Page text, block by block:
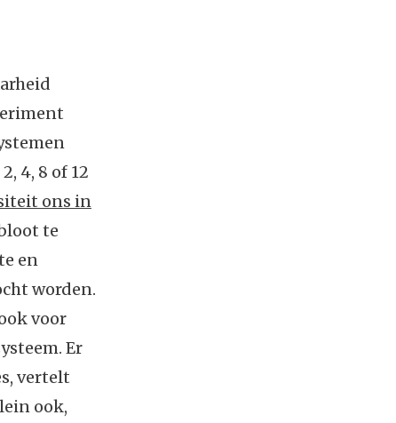
4, 8 of 12
ons in
te
en
worden.
voor
Er
vertelt
ook,